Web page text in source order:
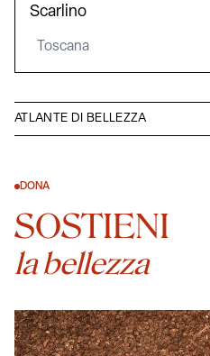
ATLANTE DI BELLEZZA
Scarlino
Toscana
DONA
SOSTIENI
la bellezza